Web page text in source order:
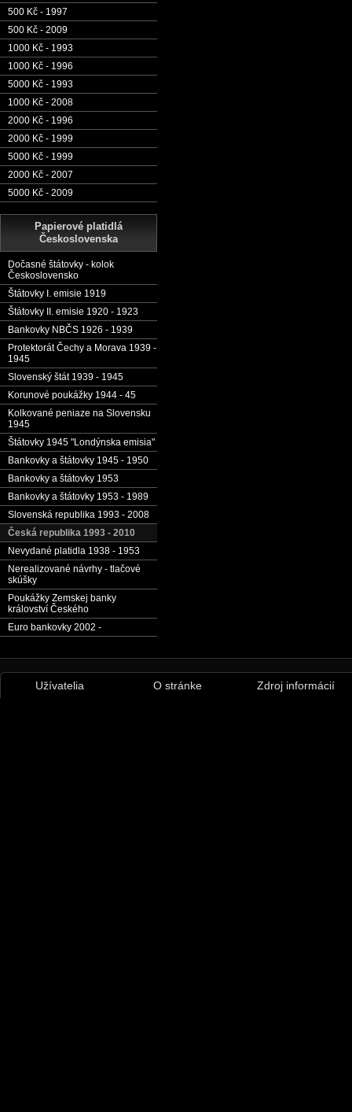
500 Kč - 1997
500 Kč - 2009
1000 Kč - 1993
1000 Kč - 1996
5000 Kč - 1993
1000 Kč - 2008
2000 Kč - 1996
2000 Kč - 1999
5000 Kč - 1999
2000 Kč - 2007
5000 Kč - 2009
Papierové platidlá
Československa
Dočasné štátovky - kolok
Československo
Štátovky I. emisie 1919
Štátovky II. emisie 1920 - 1923
Bankovky NBČS 1926 - 1939
Protektorát Čechy a Morava 1939 -
1945
Slovenský štát 1939 - 1945
Korunové poukážky 1944 - 45
Kolkované peniaze na Slovensku
1945
Štátovky 1945 "Londýnska emisia"
Bankovky a štátovky 1945 - 1950
Bankovky a štátovky 1953
Bankovky a štátovky 1953 - 1989
Slovenská republika 1993 - 2008
Česká republika 1993 - 2010
Nevydané platidla 1938 - 1953
Nerealizované návrhy - tlačové
skúšky
Poukážky Zemskej banky
království Českého
Euro bankovky 2002 -
Užívatelia O stránke Zdroj informácií